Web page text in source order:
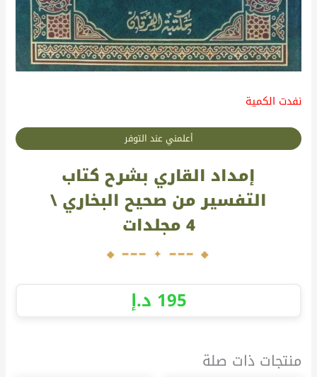
إمداد القاري بشرح كتاب
التفسير من صحيح البخاري \
4 مجلدات
نفدت الكمية
أعلمني عند التوفر
195 د.إ
منتجات ذات صلة